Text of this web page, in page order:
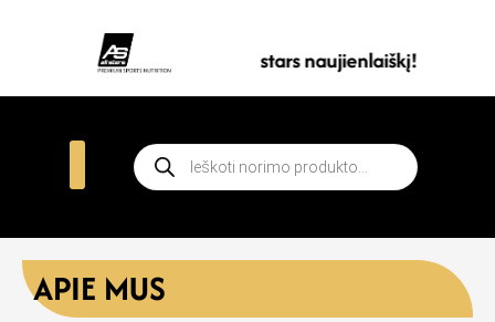
Prenumeruokite all stars naujienlaiškį!
APIE MUS